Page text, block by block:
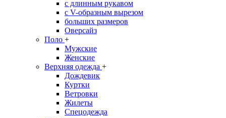
с длинным рукавом
с V-образным вырезом
больших размеров
Оверсайз
Поло +
Мужские
Женские
Верхняя одежда +
Дождевик
Куртки
Ветровки
Жилеты
Спецодежда